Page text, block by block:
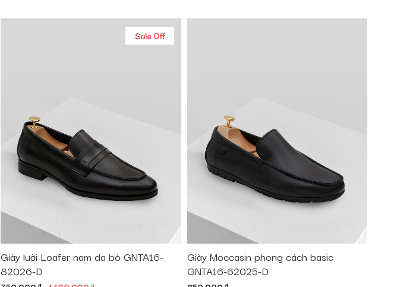
Sale Off
Giày lười Loafer nam da bò GNTA16-
82026-D
đ
Giày Moccasin phong cách basic
GNTA16-62025-D
đ